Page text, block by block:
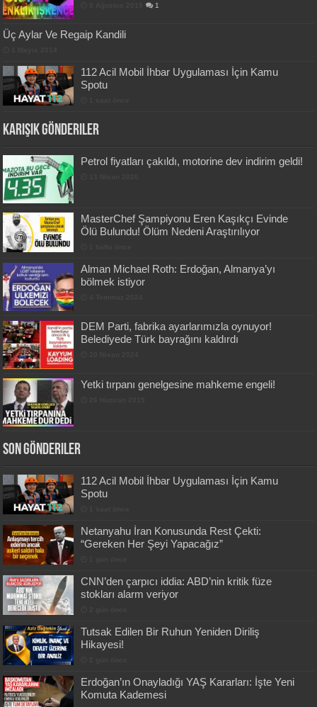
1
Üç Aylar Ve Regaip Kandili
112 Acil Mobil İhbar Uygulaması İçin Kamu
Spotu
Karışık Gönderiler
Petrol fiyatları çakıldı, motorine dev indirim geldi!
MasterChef Şampiyonu Eren Kaşıkçı Evinde
Ölü Bulundu! Ölüm Nedeni Araştırılıyor
Alman Michael Roth: Erdoğan, Almanya’yı
bölmek istiyor
DEM Parti, fabrika ayarlarımızla oynuyor!
Belediyede Türk bayrağını kaldırdı
Yetki tırpanı genelgesine mahkeme engeli!
Son Gönderiler
112 Acil Mobil İhbar Uygulaması İçin Kamu
Spotu
Netanyahu İran Konusunda Rest Çekti:
“Gereken Her Şeyi Yapacağız”
CNN’den çarpıcı iddia: ABD’nin kritik füze
stokları alarm veriyor
Tutsak Edilen Bir Ruhun Yeniden Diriliş
Hikayesi!
Erdoğan’ın Onayladığı YAŞ Kararları: İşte Yeni
Komuta Kademesi